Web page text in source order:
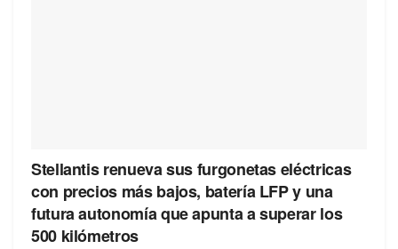
Stellantis renueva sus furgonetas eléctricas
con precios más bajos, batería LFP y una
futura autonomía que apunta a superar los
500 kilómetros